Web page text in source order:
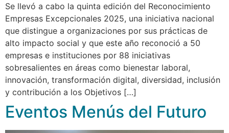
Se llevó a cabo la quinta edición del Reconocimiento
Empresas Excepcionales 2025, una iniciativa nacional
que distingue a organizaciones por sus prácticas de
alto impacto social y que este año reconoció a 50
empresas e instituciones por 88 iniciativas
sobresalientes en áreas como bienestar laboral,
innovación, transformación digital, diversidad, inclusión
y contribución a los Objetivos […]
Eventos Menús del Futuro